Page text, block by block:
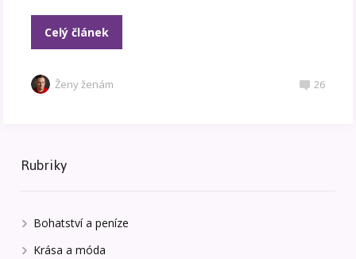
Celý článek
Ženy ženám 26
Rubriky
Bohatství a peníze
Krása a móda